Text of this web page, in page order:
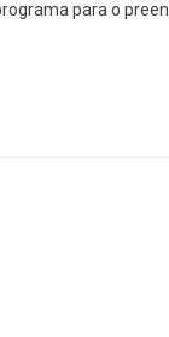
para o